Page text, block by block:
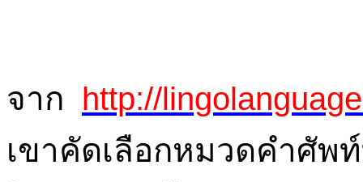
จาก http://
เขาคัดเลือกหมวดคำศัพ